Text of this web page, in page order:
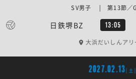
日鉄堺BZ 13:05
SV男子 | 第13節／
大浜だいしんアリ
2027.02.13[土]